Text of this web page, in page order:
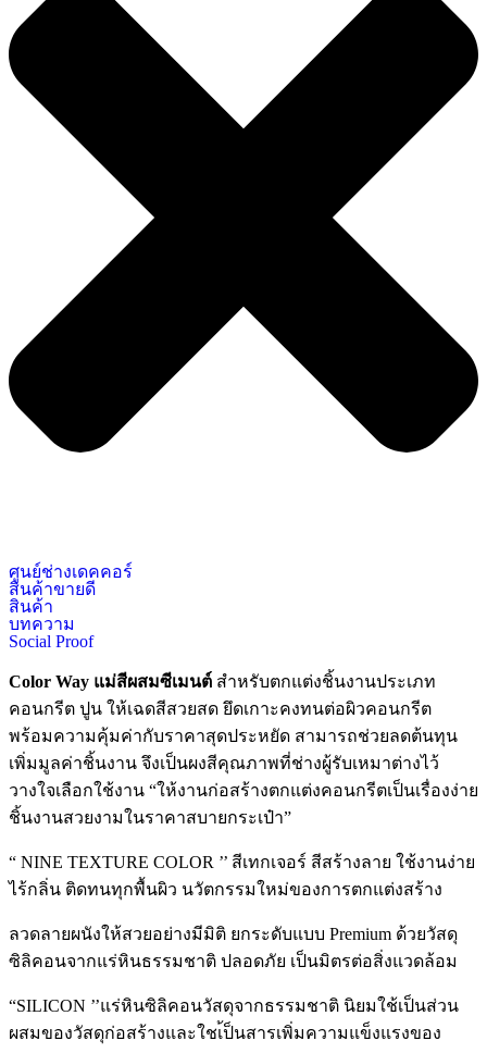
ศูนย์ช่างเดคคอร์
สินค้าขายดี
สินค้า
บทความ
Social Proof
Color Way แม่สีผสมซีเมนต์ สำหรับตกแต่งชิ้นงานประเภท
คอนกรีต ปูน ให้เฉดสีสวยสด ยึดเกาะคงทนต่อผิวคอนกรีต
พร้อมความคุ้มค่ากับราคาสุดประหยัด สามารถช่วยลดต้นทุน
เพิ่มมูลค่าชิ้นงาน จึงเป็นผงสีคุณภาพที่ช่างผู้รับเหมาต่างไว้
วางใจเลือกใช้งาน “ให้งานก่อสร้างตกแต่งคอนกรีตเป็นเรื่องง่าย
ชิ้นงานสวยงามในราคาสบายกระเป๋า”
“ NINE TEXTURE COLOR ’’ สีเทกเจอร์ สีสร้างลาย ใช้งานง่าย
ไร้กลิ่น ติดทนทุกพื้นผิว นวัตกรรมใหม่ของการตกแต่งสร้าง
ลวดลายผนังให้สวยอย่างมีมิติ ยกระดับแบบ Premium ด้วยวัสดุ
ซิลิคอนจากแร่หินธรรมชาติ ปลอดภัย เป็นมิตรต่อสิ่งแวดล้อม
“SILICON ’’แร่หินซิลิคอนวัสดุจากธรรมชาติ นิยมใช้เป็นส่วน
ผสมของวัสดุก่อสร้างและใชเ้ป็นสารเพิ่มความแข็งแรงของ